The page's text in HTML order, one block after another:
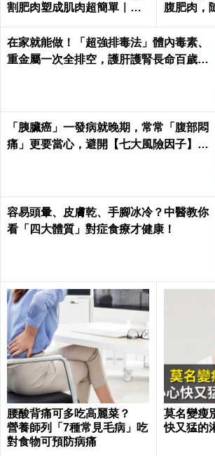
割肥肉塑成肌肉超簡單｜每
腹肥肉，
在家就能做！「超強排毒法」體內毒素、
重金屬一次全排空，護肝護腎長命百歲｜
「胰臟癌」一發病就晚期，常常「腹部悶
痛」更要當心，避開【七大風險因子】守
容易頭暈、皮膚乾、手腳冰冷？中醫教你
看「四大體質」對症食療才健康！
腰酸背痛可多吃高麗菜？
營養師列「7種常見毛病」吃
對食物可預防病痛
莫名變瘦
快又猛的